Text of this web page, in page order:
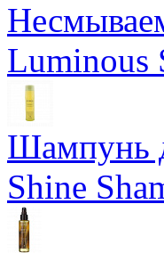
Luminous
Шампунь
Shine